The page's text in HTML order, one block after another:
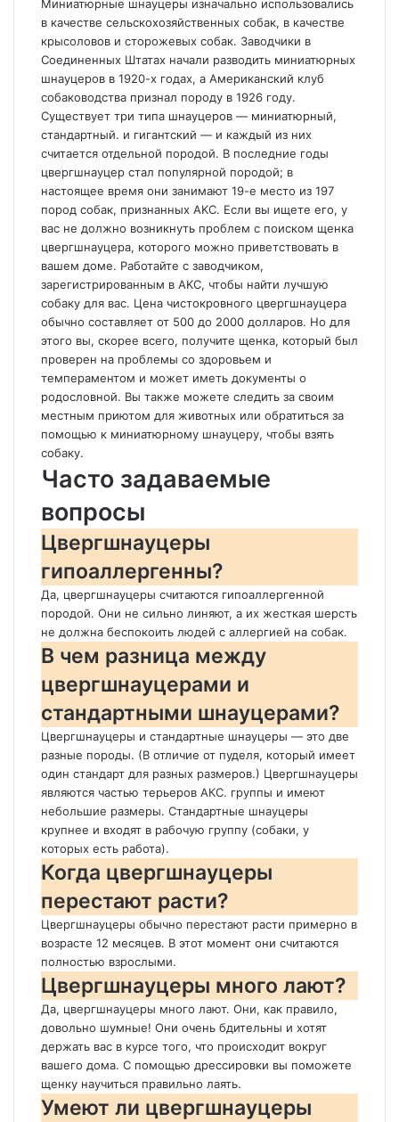
Миниатюрные шнауцеры изначально использовались
в качестве сельскохозяйственных собак, в качестве
крысоловов и сторожевых собак. Заводчики в
Соединенных Штатах начали разводить миниатюрных
шнауцеров в 1920-х годах, а Американский клуб
собаководства признал породу в 1926 году.
Существует три типа шнауцеров — миниатюрный,
стандартный. и гигантский — и каждый из них
считается отдельной породой. В последние годы
цвергшнауцер стал популярной породой; в
настоящее время они занимают 19-е место из 197
пород собак, признанных AKC. Если вы ищете его, у
вас не должно возникнуть проблем с поиском щенка
цвергшнауцера, которого можно приветствовать в
вашем доме. Работайте с заводчиком,
зарегистрированным в AKC, чтобы найти лучшую
собаку для вас. Цена чистокровного цвергшнауцера
обычно составляет от 500 до 2000 долларов. Но для
этого вы, скорее всего, получите щенка, который был
проверен на проблемы со здоровьем и
темпераментом и может иметь документы о
родословной. Вы также можете следить за своим
местным приютом для животных или обратиться за
помощью к миниатюрному шнауцеру, чтобы взять
собаку.
Часто задаваемые
вопросы
Цвергшнауцеры
гипоаллергенны?
Да, цвергшнауцеры считаются гипоаллергенной
породой. Они не сильно линяют, а их жесткая шерсть
не должна беспокоить людей с аллергией на собак.
В чем разница между
цвергшнауцерами и
стандартными шнауцерами?
Цвергшнауцеры и стандартные шнауцеры — это две
разные породы. (В отличие от пуделя, который имеет
один стандарт для разных размеров.) Цвергшнауцеры
являются частью терьеров АКС. группы и имеют
небольшие размеры. Стандартные шнауцеры
крупнее и входят в рабочую группу (собаки, у
которых есть работа).
Когда цвергшнауцеры
перестают расти?
Цвергшнауцеры обычно перестают расти примерно в
возрасте 12 месяцев. В этот момент они считаются
полностью взрослыми.
Цвергшнауцеры много лают?
Да, цвергшнауцеры много лают. Они, как правило,
довольно шумные! Они очень бдительны и хотят
держать вас в курсе того, что происходит вокруг
вашего дома. С помощью дрессировки вы поможете
щенку научиться правильно лаять.
Умеют ли цвергшнауцеры